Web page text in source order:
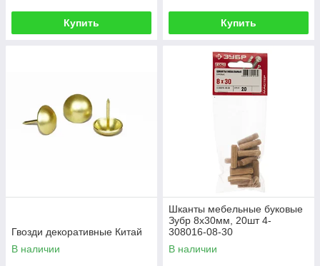
Купить Купить
Гвозди декоративные Китай
В наличии
Шканты мебельные буковые
Зубр 8х30мм, 20шт 4-
308016-08-30
В наличии